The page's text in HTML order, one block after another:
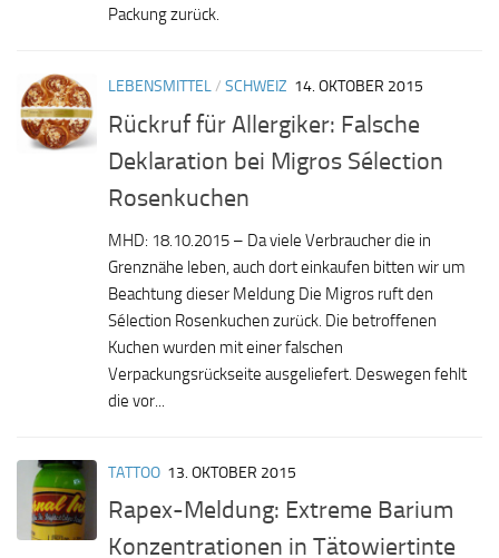
Packung zurück.
LEBENSMITTEL/ SCHWEIZ 14. OKTOBER 2015
Rückruf für Allergiker: Falsche
Deklaration bei Migros Sélection
Rosenkuchen
MHD: 18.10.2015 – Da viele Verbraucher die in
Grenznähe leben, auch dort einkaufen bitten wir um
Beachtung dieser Meldung Die Migros ruft den
Sélection Rosenkuchen zurück. Die betroffenen
Kuchen wurden mit einer falschen
Verpackungsrückseite ausgeliefert. Deswegen fehlt
die vor...
TATTOO 13. OKTOBER 2015
Rapex-Meldung: Extreme Barium
Konzentrationen in Tätowiertinte